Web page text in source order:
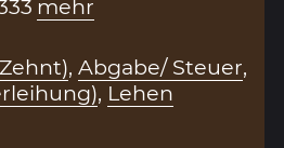
mehr
,Abgabe/ Steuer,
, Lehen